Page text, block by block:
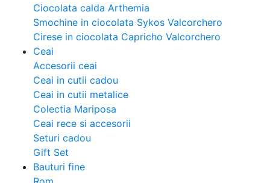
Ciocolata calda Arthemia
Smochine in ciocolata Sykos Valcorchero
Cirese in ciocolata Capricho Valcorchero
Ceai
Accesorii ceai
Ceai in cutii cadou
Ceai in cutii metalice
Colectia Mariposa
Ceai rece si accesorii
Seturi cadou
Gift Set
Bauturi fine